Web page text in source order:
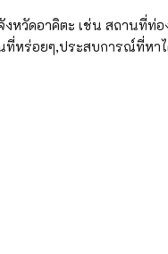
งหวัดอาคิตะ เช่น สถานที่ท่
หร่อยๆ,ประสบการณ์ที่หา